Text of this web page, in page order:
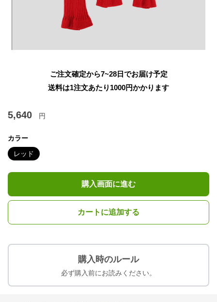
ご注文確定から7~28日でお届け予定
送料は1注文あたり 1000円かかります
5,640 円
カラー
レッド
購入画面に進む
カートに追加する
購入時のルール
必ず購入前にお読みください。